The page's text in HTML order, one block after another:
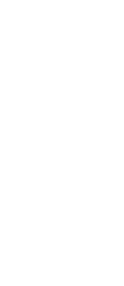
подошвой).
еще и…